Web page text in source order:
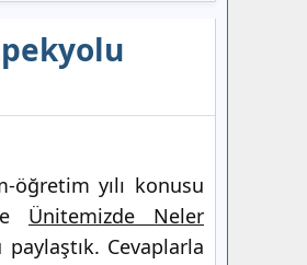
öğretim yılı konusu
Ünitemizde Neler
Cevaplarla